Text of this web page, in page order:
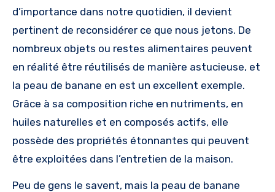
d’importance dans notre quotidien, il devient
pertinent de reconsidérer ce que nous jetons. De
nombreux objets ou restes alimentaires peuvent
en réalité être réutilisés de manière astucieuse, et
la peau de banane en est un excellent exemple.
Grâce à sa composition riche en nutriments, en
huiles naturelles et en composés actifs, elle
possède des propriétés étonnantes qui peuvent
être exploitées dans l’entretien de la maison.
Peu de gens le savent, mais la peau de banane